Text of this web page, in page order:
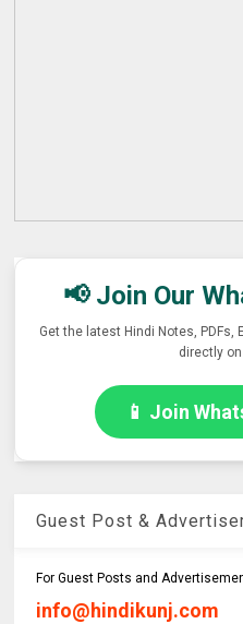
📢 Join Our
Get the latest Hindi Notes, PDFs,
directly
📱 Join
Guest Post &
For Guest Posts and
info@hindikunj.com